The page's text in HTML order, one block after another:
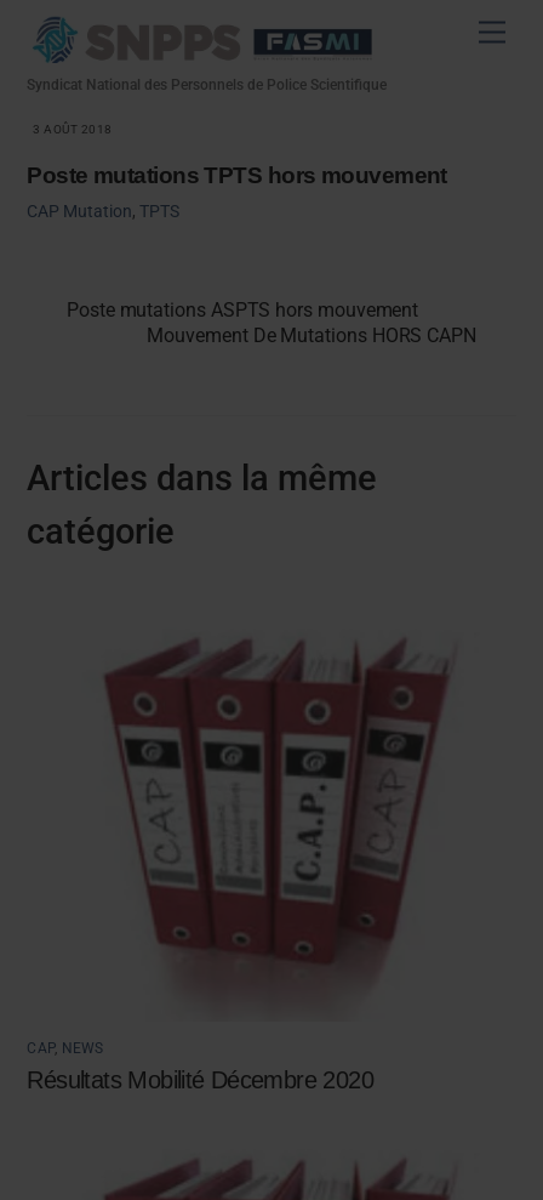
Syndicat National des Personnels de Police Scientifique
3 AOÛT 2018
Poste mutations TPTS hors mouvement
CAP Mutation,TPTS
Poste mutations ASPTS hors mouvement
Mouvement De Mutations HORS CAPN
Articles dans la même
catégorie
CAP, NEWS
Résultats Mobilité Décembre 2020